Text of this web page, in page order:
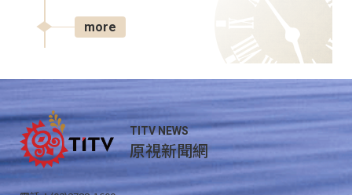
more
TITV NEWS
原視新聞網